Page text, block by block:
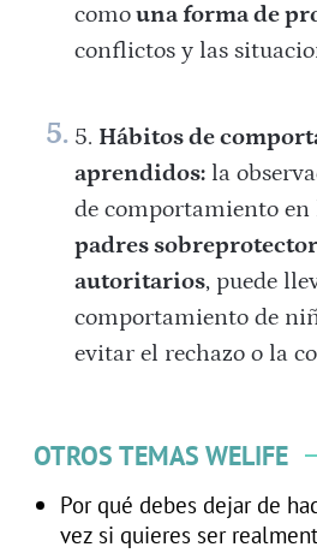
comouna forma de
conflictos y las
Hábitos de
aprendidos:la
de comportamiento
padres
autoritarios, puede
comportamiento de
evitar el rechazo o la
OTROS TEMAS WELIFE
Por qué debes dejar de
vez si quieres ser